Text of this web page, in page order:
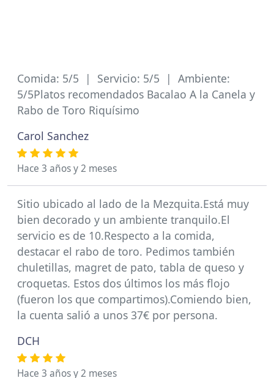
Comida: 5/5 | Servicio: 5/5 | Ambiente:
5/5Platos recomendados Bacalao A la Canela y
Rabo de Toro Riquísimo
Carol Sanchez
Hace 3 años y 2 meses
Sitio ubicado al lado de la Mezquita.Está muy
bien decorado y un ambiente tranquilo.El
servicio es de 10.Respecto a la comida,
destacar el rabo de toro. Pedimos también
chuletillas, magret de pato, tabla de queso y
croquetas. Estos dos últimos los más flojo
(fueron los que compartimos).Comiendo bien,
la cuenta salió a unos 37€ por persona.
DCH
Hace 3 años y 2 meses